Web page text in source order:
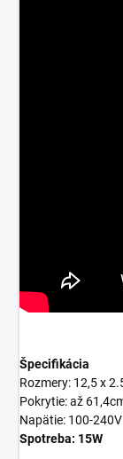
Špecifikácia
Rozmery: 12,5 x
Pokrytie: až
Napätie: 100-
Spotreba: 15W